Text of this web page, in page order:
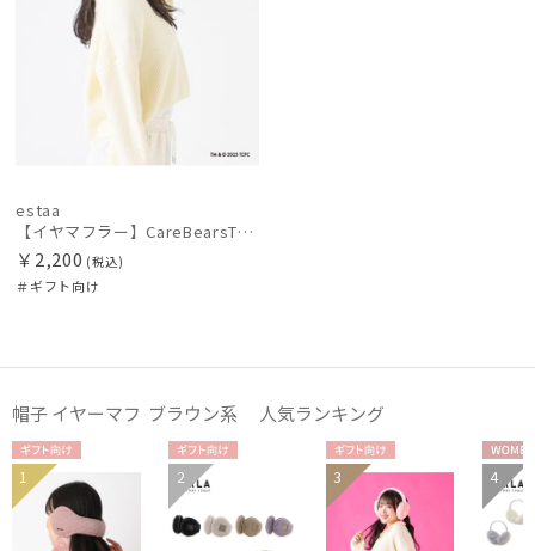
ブランド
傘機能
マフラー・ストール・スカーフ
帽子
人気順
売上点数順
estaa
【イヤマフラー】CareBearsTM（ケアベアTM） フェイクファー
￥2,200 (税込)
＃ギフト向け
帽子 イヤーマフ ブラウン系 人気ランキング
ギフト
向け
WOME
N
1
ギフト
向け
WOME
N
2
ギフト
向け
WOME
N
3
N
4